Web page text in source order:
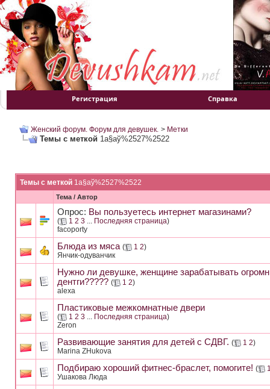
Регистрация Справка
Женский форум. Форум для девушек. > Метки
Темы с меткой 1а§аў%2527%2522
Темы с меткой 1а§аў%2527%2522
Тема / Автор
Опрос: Вы пользуетесь интернет магазинами?
( 1 2 3 ... Последняя страница)
facoporty
Блюда из мяса ( 1 2)
Янчик-одуванчик
Нужно ли девушке, женщине зарабатывать
дентги????? ( 1 2)
alexa
Пластиковые межкомнатные двери
( 1 2 3 ... Последняя страница)
Zeron
Развивающие занятия для детей с СДВГ. ( 1 2)
Marina ZHukova
Подбираю хороший фитнес-браслет, помогите! (
Ушакова Люда